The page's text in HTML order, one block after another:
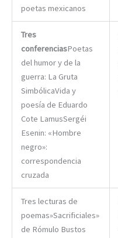
poetas mexicanos
Tres
conferenciasPoetas
del humor y de la
guerra: La Gruta
SimbólicaVida y
poesía de Eduardo
Cote LamusSergéi
Esenin: «Hombre
negro»:
correspondencia
cruzada
Tres lecturas de
poemas»Sacrificiales»
de Rómulo Bustos